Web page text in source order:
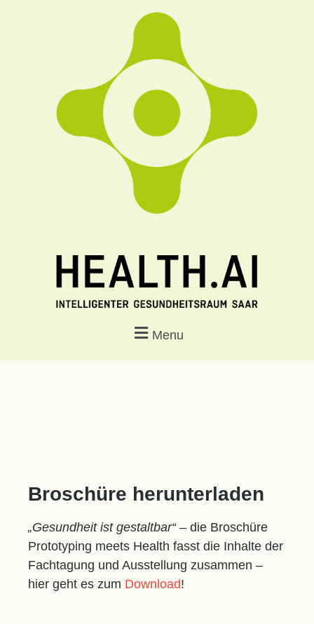
Menu
Broschüre herunterladen
„Gesundheit ist gestaltbar“ – die Broschüre
Prototyping meets Health fasst die Inhalte der
Fachtagung und Ausstellung zusammen –
hier geht es zum Download!